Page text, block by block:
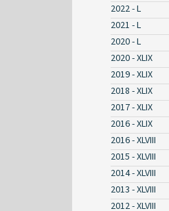
2022 - L
2021 - L
2020 - L
2020 - XLIX
2019 - XLIX
2018 - XLIX
2017 - XLIX
2016 - XLIX
2016 - XLVIII
2015 - XLVIII
2014 - XLVIII
2013 - XLVIII
2012 - XLVIII